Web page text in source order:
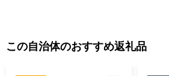
この自治体のおすすめ返礼品